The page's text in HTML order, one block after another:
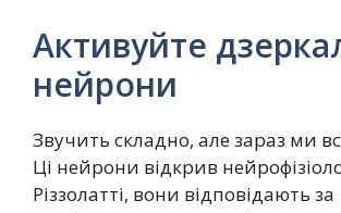
Активуйте
нейрони
Звучить складно, але зараз ми
Ці нейрони відкрив
Різзолатті, вони відповідають за